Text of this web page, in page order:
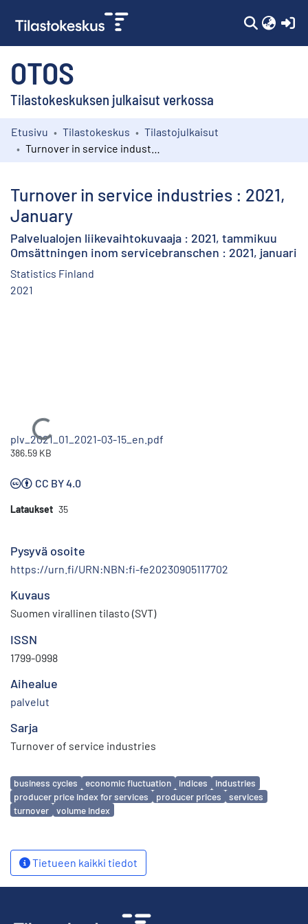
OTOS
Tilastokeskuksen julkaisut verkossa
Kokoelmat
Etusivu Tilastokeskus
Tilastojulkaisut
Turnover in service industries : 2021,
January
Palvelualojen liikevaihtokuvaaja : 2021, tammikuu
Omsättningen inom servicebranschen : 2021, januari
Statistics Finland
2021
Ladataan...
plv_2021_01_2021-03-15_en.pdf
386.59 KB
CC BY 4.0
Lataukset 35
Pysyvä osoite
https://urn.fi/URN:NBN:fi-fe20230905117702
Kuvaus
Suomen virallinen tilasto (SVT)
ISSN
1799-0998
Aihealue
palvelut
Sarja
Turnover of service industries
Avainsanat
business cycles economic fluctuation indices
industries
producer price index for services
producer prices
services
turnover
volume index
Tietueen kaikki tiedot